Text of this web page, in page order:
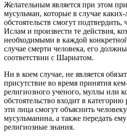
Желательным является при этом
мусульман, которые в случае
обстоятельств смогут подтвердить,
Ислам и произвести те действия,
необходимыми в каждой
случае смерти человека, его
соответствии с Шариатом.
Ни в коем случае, не является
присутствие во время принятия
религиозного ученого, муллы или
обстоятельство входит в
эти лица смогут объяснить
мусульманина, а также передать
религиозные знания.